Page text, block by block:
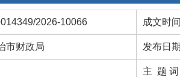
2026-10066 成文时
市财政局 发布日
主 题 词